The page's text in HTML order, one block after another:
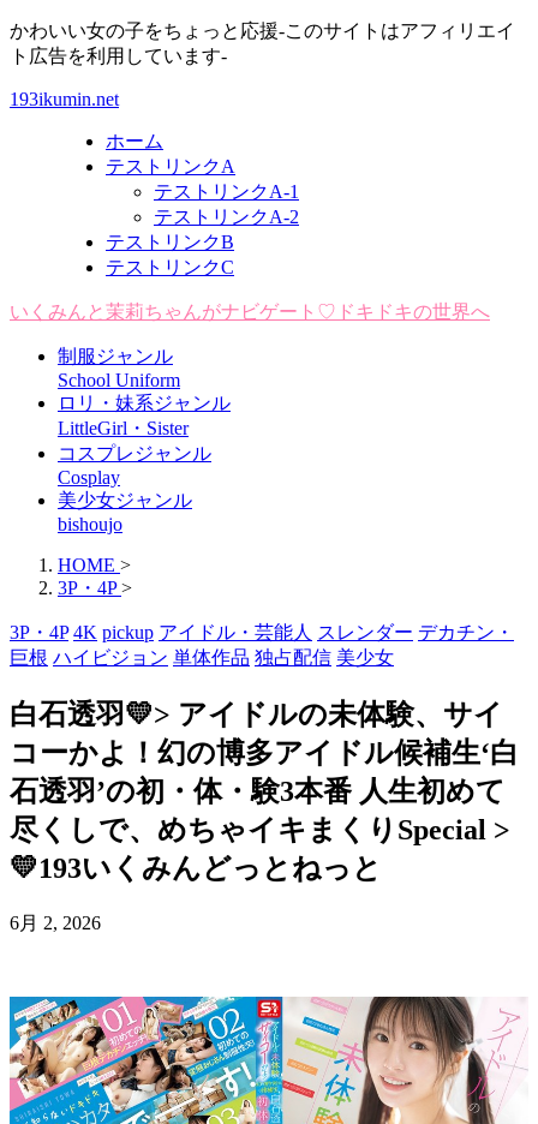
かわいい女の子をちょっと応援-このサイトはアフィリエイ
ト広告を利用しています-
193ikumin.net
ホーム
テストリンクA
テストリンクA-1
テストリンクA-2
テストリンクB
テストリンクC
いくみんと茉莉ちゃんがナビゲート♡ドキドキの世界へ
制服ジャンル
School Uniform
ロリ・妹系ジャンル
LittleGirl・Sister
コスプレジャンル
Cosplay
美少女ジャンル
bishoujo
HOME >
3P・4P >
3P・4P 4K pickup アイドル・芸能人 スレンダー デカチン・
巨根 ハイビジョン 単体作品 独占配信 美少女
白石透羽💛> アイドルの未体験、サイ
コーかよ！幻の博多アイドル候補生‘白
石透羽’の初・体・験3本番 人生初めて
尽くしで、めちゃイキまくりSpecial >
💛193いくみんどっとねっと
6月 2, 2026